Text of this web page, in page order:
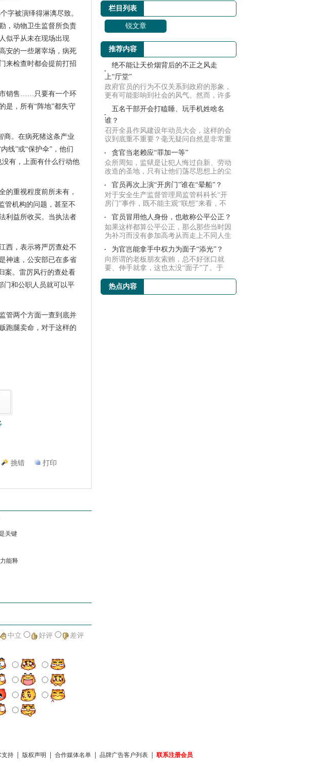
字被演绎得淋漓尽致。
，动物卫生监督所负责
似乎从未在现场出现
安的一些屠宰场，病死
来检查时都会提前打招
市销售……只要有一个环
是，所有“阵地”都失守
商。在病死猪这条产业
线”或“保护伞”，他们
有，上面有什么行动他
的重视程度前所未有，
管机构的问题，甚至不
利益所收买。当执法者
西，表示将严厉查处不
神速，公安部已在多省
案。雷厉风行的查处看
门和公职人员就可以平
管两个方面一查到底并
跑腿卖命，对于这样的
挑错 打印
关键
能释
中立 好评
差评
栏目列表
锐文章
推荐内容
绝不能让天价烟背后的不正之风走
上“厅堂”
政府官员的行为不仅关系到政府的形象，
更有可能影响到社会的风气。然而，许多
的官员们...
五名干部开会打瞌睡、玩手机姓啥名
谁？
召开全县作风建设年动员大会，这样的会
议到底重不重要？毫无疑问自然是非常重
要，毕竟...
贪官当老赖应“罪加一等”
众所周知，监狱是让犯人悔过自新、劳动
改造的圣地，只有让他们荡尽思想上的尘
埃，洗去...
官员再次上演“开房门”谁在“晕船”？
对于安全生产监督管理局监管科科长“开
房门”事件，既不能主观“联想”来看，不
能因为...
官员冒用他人身份，也敢称公平公正？
如果这样都算公平公正，那么那些当时因
为补习而没有参加高考从而走上不同人生
轨迹的人...
为官岂能拿手中权力为面子“添光”？
向所谓的老板朋友索贿，总不好张口就
要、伸手就拿，这也太没“面子”了。于
热点内容
支持 版权声明 合作媒体名单 品牌广告客户列表 联系注册会员